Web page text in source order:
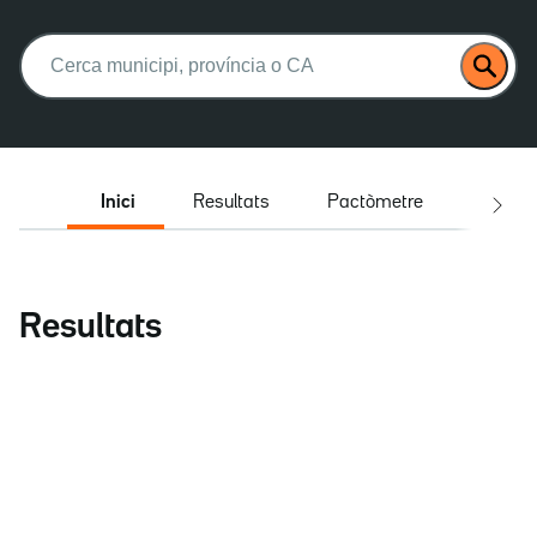
Buscar:
Inici Resultats Pactòmetre
Resultats